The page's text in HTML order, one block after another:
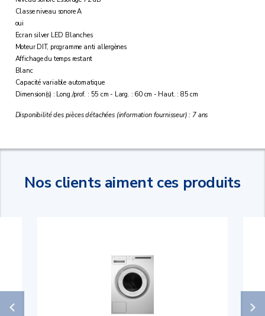
Classe niveau sonore A
oui
Ecran silver LED Blanches
Moteur DIT, programme anti allergènes
Affichage du temps restant
Blanc
Capacité variable automatique
Dimension(s) : Long./prof. : 55 cm - Larg. : 60 cm - Haut. : 85 cm
Disponibilité des pièces détachées (information fournisseur) : 7 ans
Nos clients aiment ces produits